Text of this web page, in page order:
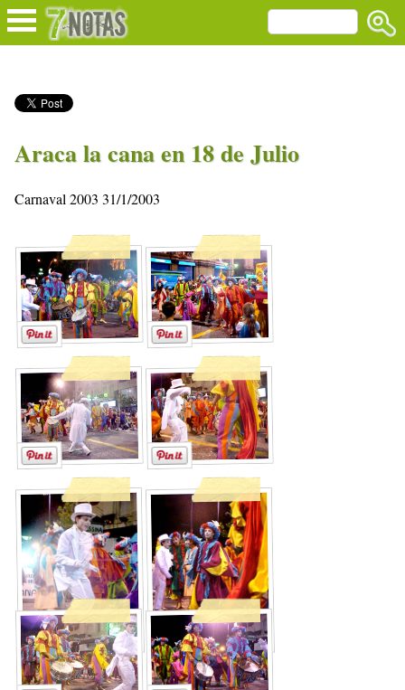
Araca la cana en 18 de Julio
Carnaval 2003 31/1/2003